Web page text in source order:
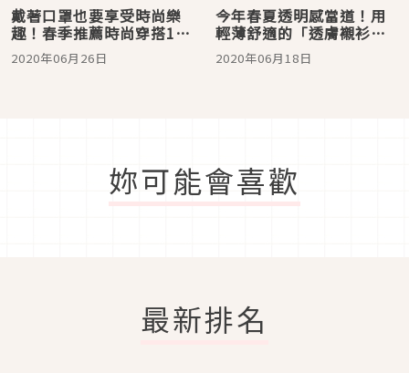
戴著口罩也要享受時尚樂
趣！春季推薦時尚穿搭15
選
2020年06月26日
今年春夏透明感當道！用
輕薄舒適的「透膚襯衫」
打造日系仙氣穿搭
2020年06月18日
妳可能會喜歡
最新排名